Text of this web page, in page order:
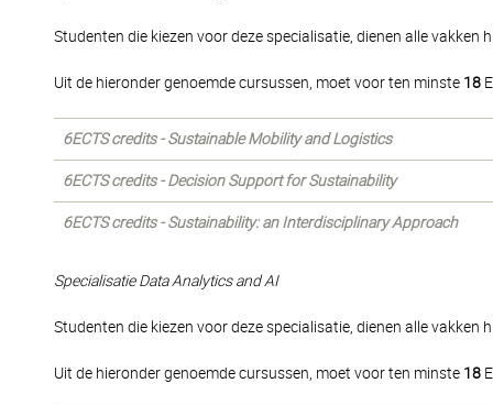
Studenten die kiezen voor deze specialisatie, dienen alle vakken
Uit de hieronder genoemde cursussen, moet voor ten minste 18
6ECTS credits - Sustainable Mobility and Logistics
6ECTS credits - Decision Support for Sustainability
6ECTS credits - Sustainability: an Interdisciplinary Approach
Specialisatie Data Analytics and AI
Studenten die kiezen voor deze specialisatie, dienen alle vakken
Uit de hieronder genoemde cursussen, moet voor ten minste 18